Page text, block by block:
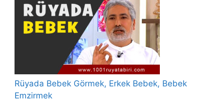
Rüyada Bebek Görmek, Erkek Bebek, Bebek
Emzirmek